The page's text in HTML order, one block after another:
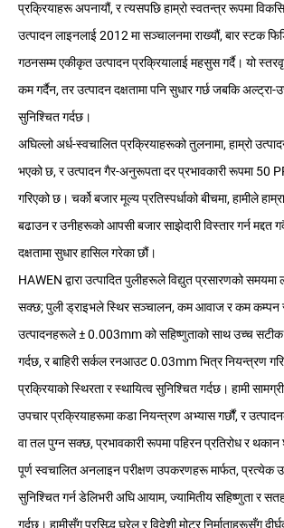
प्रक्रियाहरू अपनायौं, र त्यसपछि हाम्रो स्वतन्त्र रूपमा
उत्पादन लाइनलाई 2012 मा सञ्चालनमा राख्यौं, बार स्टक
गठनसम्म एकीकृत उत्पादन प्रक्रियालाई महसुस गर्दै। यो
कम गर्दैन, तर उत्पादन दक्षतामा पनि सुधार गर्छ जबकि
सुनिश्चित गर्दछ।
अघिल्लो अर्ध-स्वचालित प्रक्रियाहरूको तुलनामा, हाम्रो
भएको छ, र उत्पादन गैर-अनुरूपता दर प्रभावकारी रूपमा 50
गरिएको छ। चर्को बजार मूल्य प्रतिस्पर्धाको बीचमा, हामीले
बढाउन र उनीहरूको आपसी बजार साझेदारी विस्तार गर्न मद्दत
दक्षतामा सुधार हासिल गरेका छौं।
HAWEN द्वारा उत्पादित पुलीहरूले विद्युत प्रसारणको समयमा
सक्छ; पुली ड्राइभले स्थिर सञ्चालन, कम आवाज र कम कम्पन
उत्पादनहरूले ± 0.003mm को सहिष्णुताको साथ उच्च सटीक
गर्दछ, र बाहिरी सर्कल रनआउट 0.03mm भित्र नियन्त्रण
प्रक्रियाको स्थिरता र स्थायित्व सुनिश्चित गर्दछ। हामी
उपचार प्रक्रियाहरूमा कडा नियन्त्रण अभ्यास गर्छौं, र
वा तल पुग्न सक्छ, प्रभावकारी रूपमा पहिरन प्रतिरोध र
पूर्ण स्वचालित अनलाइन परीक्षण उपकरणहरू मार्फत, प्रत्येक
सुनिश्चित गर्न डेलिभरी अघि आयाम, ज्यामितीय सहिष्णुता र
गर्दछ। हामीसँग प्रसिद्ध घरेलु र विदेशी मोटर निर्माताहरूसँग